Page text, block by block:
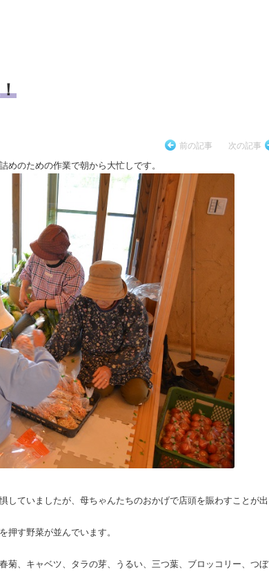
前の記事 次の記事
めのための作業で朝から大忙しです。
していましたが、母ちゃんたちのおかげで店頭を賑わすことが出
押す野菜が並んでいます。
菊、キャベツ、タラの芽、うるい、三つ葉、ブロッコリー、つぼ